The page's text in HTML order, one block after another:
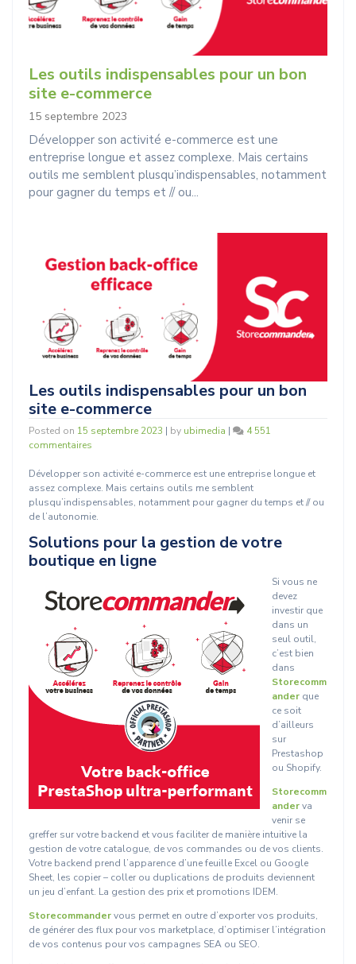
Les outils indispensables pour un bon
site e-commerce
15 septembre 2023
Développer son activité e-commerce est une
entreprise longue et assez complexe. Mais certains
outils me semblent plusqu’indispensables, notamment
pour gagner du temps et // ou...
Les outils indispensables pour un bon
site e-commerce
Posted on 15 septembre 2023 | by ubimedia |
4 551
commentaires
outils
indispensables
pour
un
site
e-
commerce
Développer son activité e-commerce est une entreprise longue et
assez complexe. Mais certains outils me semblent
plusqu’indispensables, notamment pour gagner du temps et // ou
de l’autonomie.
Solutions pour la gestion de votre
boutique en ligne
Si vous ne
devez
investir que
dans un
seul outil,
c’est bien
dans
Storecomm
ander que
ce soit
d’ailleurs
sur
Prestashop
ou Shopify.
Storecomm
anderva
venir se
greffer sur votre backend et vous faciliter de manière intuitive la
gestion de votre catalogue, de vos commandes ou de vos clients.
Votre backend prend l’apparence d’une feuille Excel ou Google
Sheet, les copier – coller ou duplications de produits deviennent
un jeu d’enfant. La gestion des prix et promotions IDEM.
Storecommandervous permet en outre d’exporter vos produits,
de générer des flux pour vos marketplace, d’optimiser l’intégration
de vos contenus pour vos campagnes SEA ou SEO.